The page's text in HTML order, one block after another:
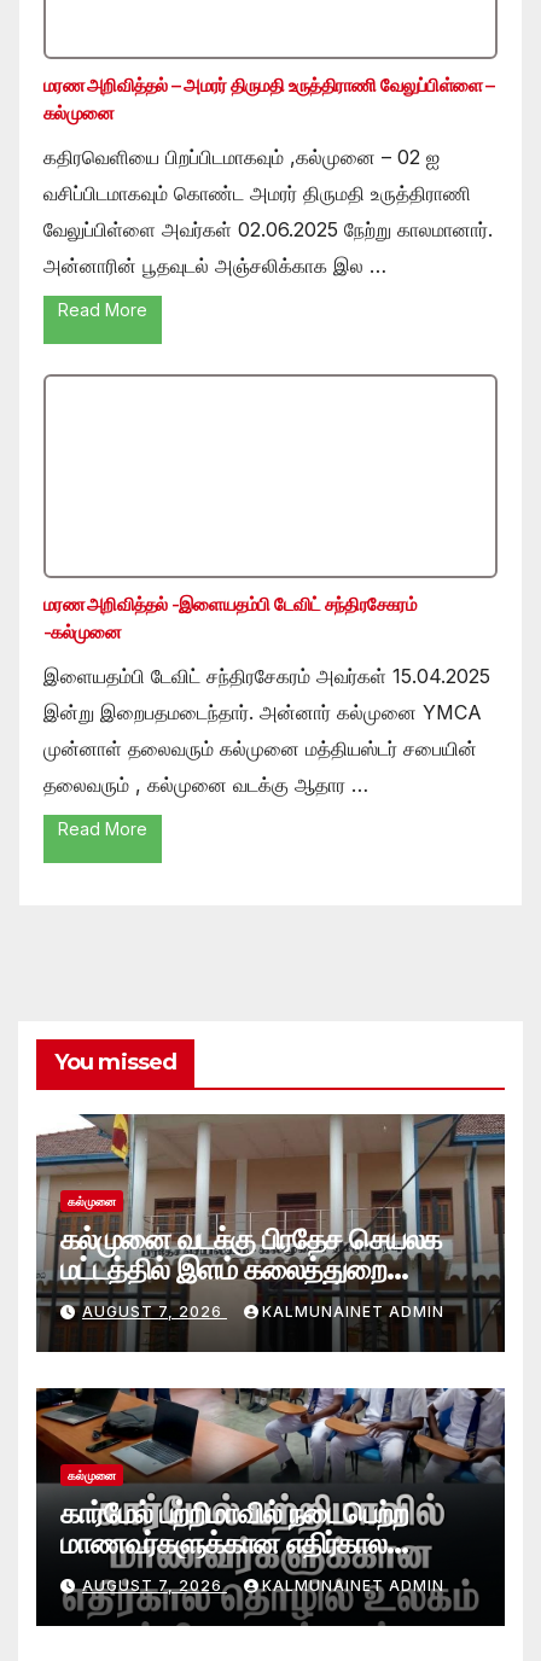
மரண அறிவித்தல் – அமரர் திருமதி உருத்திராணி வேலுப்பிள்ளை –
கல்முனை
கதிரவெளியை பிறப்பிடமாகவும் ,கல்முனை – 02 ஐ
வசிப்பிடமாகவும் கொண்ட அமரர் திருமதி உருத்திராணி
வேலுப்பிள்ளை அவர்கள் 02.06.2025 நேற்று காலமானார்.
அன்னாரின் பூதவுடல் அஞ்சலிக்காக இல …
Read More
மரண அறிவித்தல் -இளையதம்பி டேவிட் சந்திரசேகரம்
-கல்முனை
இளையதம்பி டேவிட் சந்திரசேகரம் அவர்கள் 15.04.2025
இன்று இறைபதமடைந்தார். அன்னார் கல்முனை YMCA
முன்னாள் தலைவரும் கல்முனை மத்தியஸ்டர் சபையின்
தலைவரும் , கல்முனை வடக்கு ஆதார …
Read More
You missed
கல்முனை
கல்முனை வடக்கு பிரதேச செயலக
மட்டத்தில் இளம் கலைத்துறை
சாதனையாளர்களை உருவாக்கும்
தேசியஇளைஞர்விருது_விழா 2026
AUGUST 7, 2026 KALMUNAINET ADMIN
கல்முனை
கார்மேல் பற்றிமாவில் நடைபெற்ற
மாணவர்களுக்கான எதிர்கால
தொழில் உலகம் பற்றிய கருத்தரங்கு
AUGUST 7, 2026 KALMUNAINET ADMIN